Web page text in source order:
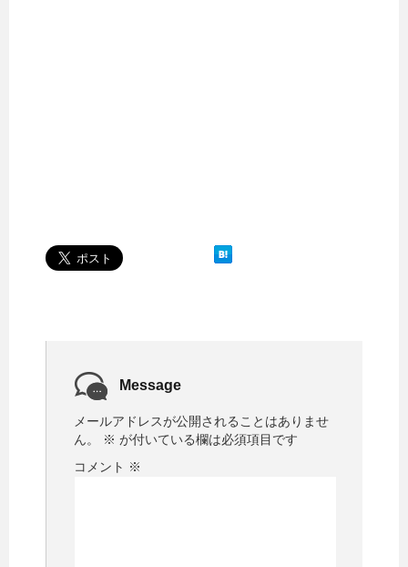
Message
メールアドレスが公開されることはありませ
ん。
※ が付いている欄は必須項目です
コメント ※